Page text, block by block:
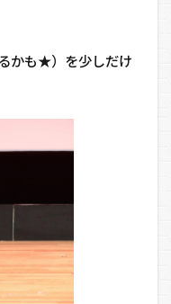
かも★）を少しだけ